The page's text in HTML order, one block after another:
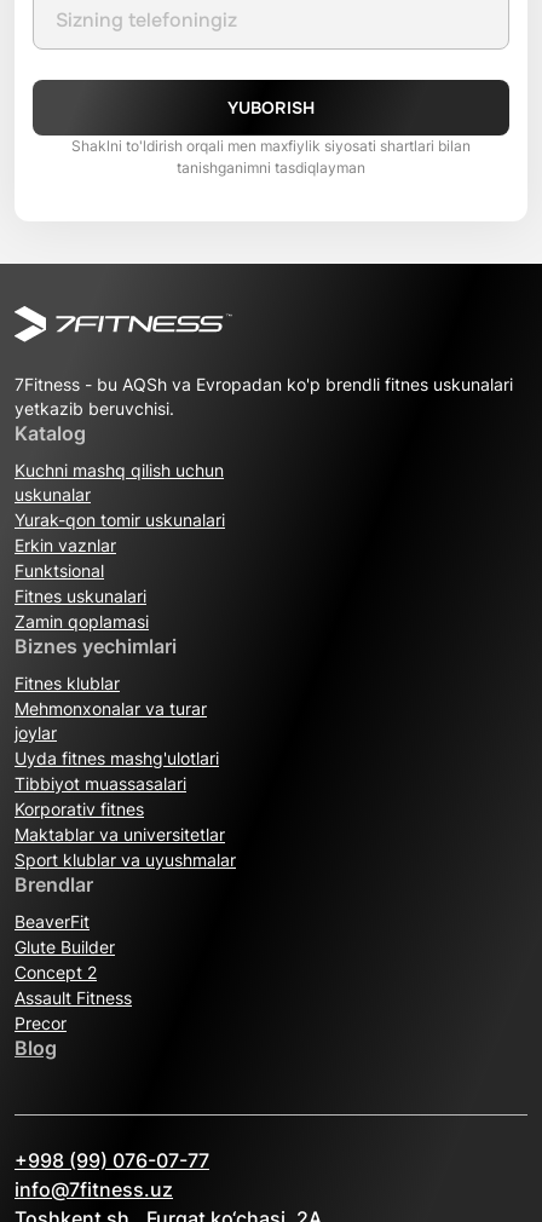
YUBORISH
Shaklni to'ldirish orqali men maxfiylik siyosati shartlari bilan
tanishganimni tasdiqlayman
7Fitness - bu AQSh va Evropadan ko'p brendli fitnes uskunalari
yetkazib beruvchisi.
Katalog
Kuchni mashq qilish uchun
uskunalar
Yurak-qon tomir uskunalari
Erkin vaznlar
Funktsional
Fitnes uskunalari
Zamin qoplamasi
Biznes yechimlari
Fitnes klublar
Mehmonxonalar va turar
joylar
Uyda fitnes mashg'ulotlari
Tibbiyot muassasalari
Korporativ fitnes
Maktablar va universitetlar
Sport klublar va uyushmalar
Brendlar
BeaverFit
Glute Builder
Concept 2
Assault Fitness
Precor
Blog
+998 (99) 076-07-77
info@7fitness.uz